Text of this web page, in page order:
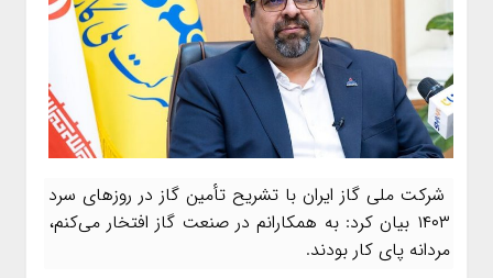
شرکت ملی گاز ایران با تشریح تأمین گاز در روز‌های سرد
۱۴۰۳ بیان کرد: به همکارانم در صنعت گاز افتخار می‌کنم،
مردانه پای کار بودند.